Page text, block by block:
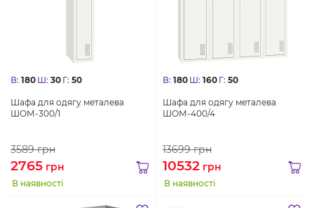
В: 180 Ш: 30 Г: 50
Шафа для одягу металева
ШОМ-300/1
3589грн
2765 грн
В наявності
В: 180 Ш: 160 Г: 50
Шафа для одягу металева
ШОМ-400/4
13699грн
10532 грн
В наявності